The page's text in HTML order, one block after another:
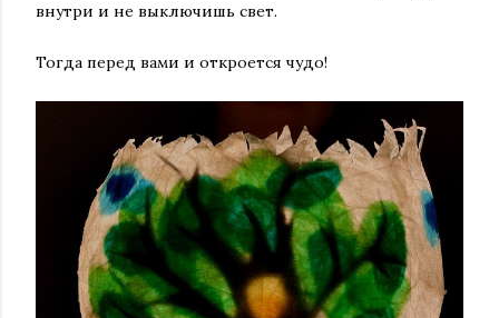
внутри и не выключишь свет.
Тогда перед вами и откроется чудо!